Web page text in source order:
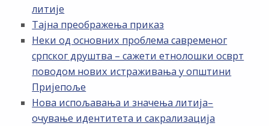
литије
Тајна преображења приказ
Неки од основних проблема савременог
српског друштва – сажети етнолошки осврт
поводом нових истраживања у општини
Пријепоље
Нова испољавања и значења литија–
очување идентитета и сакрализација